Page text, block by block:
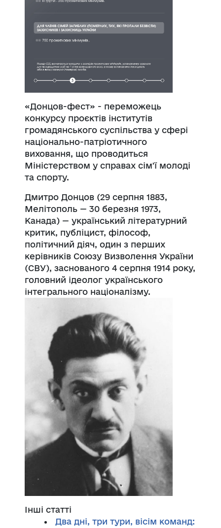
«Донцов-фест» - переможець
конкурсу проєктів інститутів
громадянського суспільства у сфері
національно-патріотичного
виховання, що проводиться
Міністерством у справах сім'ї молоді
та спорту.
Дмитро Донцов (29 серпня 1883,
Мелітополь — 30 березня 1973,
Канада) — український літературний
критик, публіцист, філософ,
політичний діяч, один з перших
керівників Союзу Визволення України
(СВУ), заснованого 4 серпня 1914 року,
головний ідеолог українського
інтегрального націоналізму.
Інші статті
Два дні, три тури, вісім команд: